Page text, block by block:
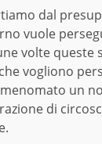
dal
vuole
volte queste
vogliono
un
di